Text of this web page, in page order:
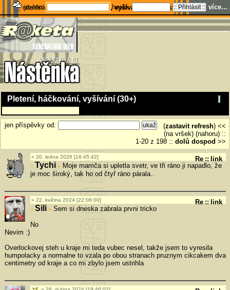
nástěnka Pletení, háčkování, vyšívání (30+) stats---home
jméno: heslo: více...
Pletení, háčkování, vyšívání (30+)
jen příspěvky od: (zastavit refresh) <<
(na vršek) (nahoru) ::
1-20 z 198 :: dolů dospod >>
20. ledna 2026 [16:45:42] Re :: link
Tychi »
Moje mamča si upletla svetr, ve tři ráno ji napadlo, že
je moc široký, tak ho od čtyř ráno párala..
22. května 2024 [22:06:00] Re :: link
Sili » Sem si dneska zabrala prvni tricko
No
Nevim :)
Overlockovej steh u kraje mi teda vubec nesel, takže jsem to vyresila
humpolacky a normalne to vzala po obou stranach pruznym cikcakem dva
centimetry od kraje a co mi zbylo jsem ustrihla